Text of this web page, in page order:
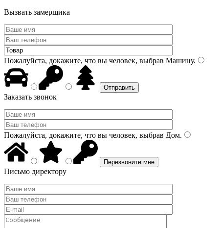
Вызвать замерщика
Пожалуйста, докажите, что вы человек, выбрав Машину.
Заказать звонок
Пожалуйста, докажите, что вы человек, выбрав Дом.
Письмо директору